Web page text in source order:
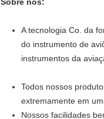
A tecnologia Co. da
do instrumento de
instrumentos da
Todos nossos
extremamente em
Nossos facilidades